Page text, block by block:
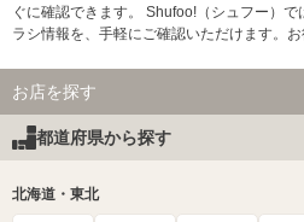
ぐに確認できます。 Shufoo!（シュフー）
ラシ情報を、手軽にご確認いただけます。
お店を探す
都道府県から探す
北海道・東北